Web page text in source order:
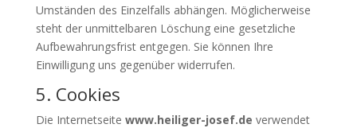
Umständen des Einzelfalls abhängen. Möglicherweise
steht der unmittelbaren Löschung eine gesetzliche
Aufbewahrungsfrist entgegen. Sie können Ihre
Einwilligung uns gegenüber widerrufen.
5. Cookies
Die Internetseite www.heiliger-josef.de verwendet